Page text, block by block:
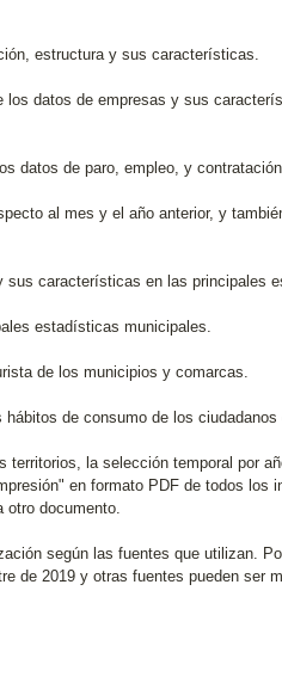
estructura y sus características.
datos de empresas y sus
datos de paro, empleo, y
al mes y el año anterior, y
características en las principales
estadísticas municipales.
de los municipios y comarcas.
de consumo de los
la selección temporal por
en formato PDF de todos los
otro documento.
según las fuentes que utilizan.
de 2019 y otras fuentes pueden ser